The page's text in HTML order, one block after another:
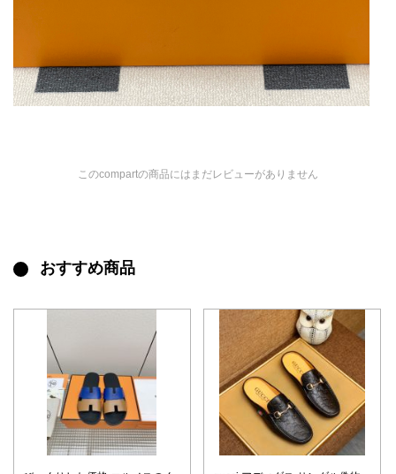
このcompartの商品にはまだレビューがありません
おすすめ商品